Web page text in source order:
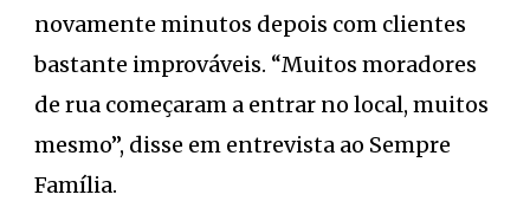
novamente minutos depois com clientes
bastante improváveis. “Muitos moradores
de rua começaram a entrar no local, muitos
mesmo”, disse em entrevista ao Sempre
Família.